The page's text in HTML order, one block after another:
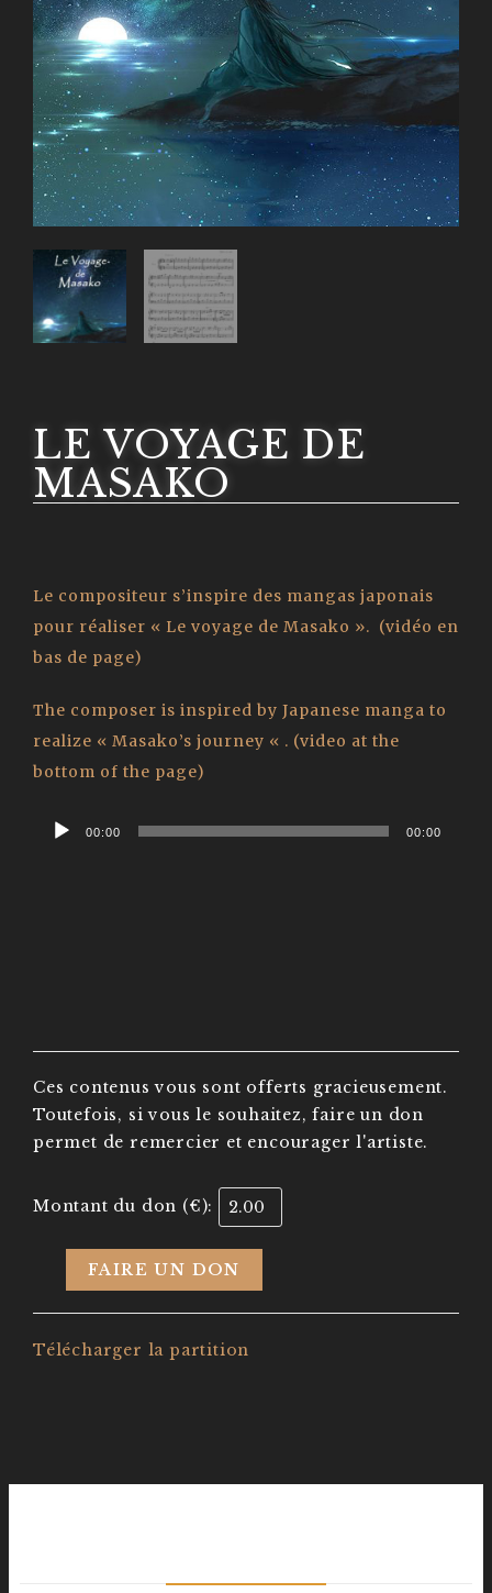
LE VOYAGE DE
MASAKO
Le compositeur s’inspire des mangas japonais
pour réaliser « Le voyage de Masako ». (vidéo en
bas de page)
The composer is inspired by Japanese manga to
realize « Masako’s journey « . (video at the
bottom of the page)
Lecteur00:00 00:00
Ces contenus vous sont offerts gracieusement.
Toutefois, si vous le souhaitez, faire un don
permet de remercier et encourager l'artiste.
Montant du don (€):
FAIRE UN DON
Télécharger la partition